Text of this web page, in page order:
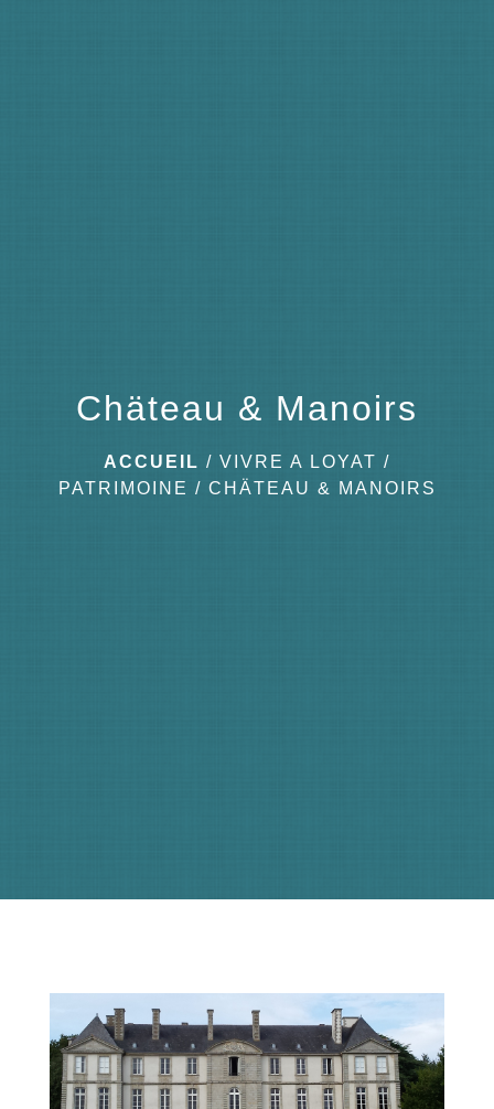
Chäteau & Manoirs
ACCUEIL / VIVRE A LOYAT /
PATRIMOINE / CHÄTEAU & MANOIRS